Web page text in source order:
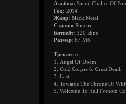
Альбом: Sacral Chalice Of
Год: 2014
Жанр: Black Metal
Страна: Россия
Битрейт: 320 kbps
Размер: 67 Мб
Треклист:
1. Angel Of Doom
2. Cold Corpse & Great Death
3. Last
4. Towards The Throne Of
5. Welcome To Hell (Venom